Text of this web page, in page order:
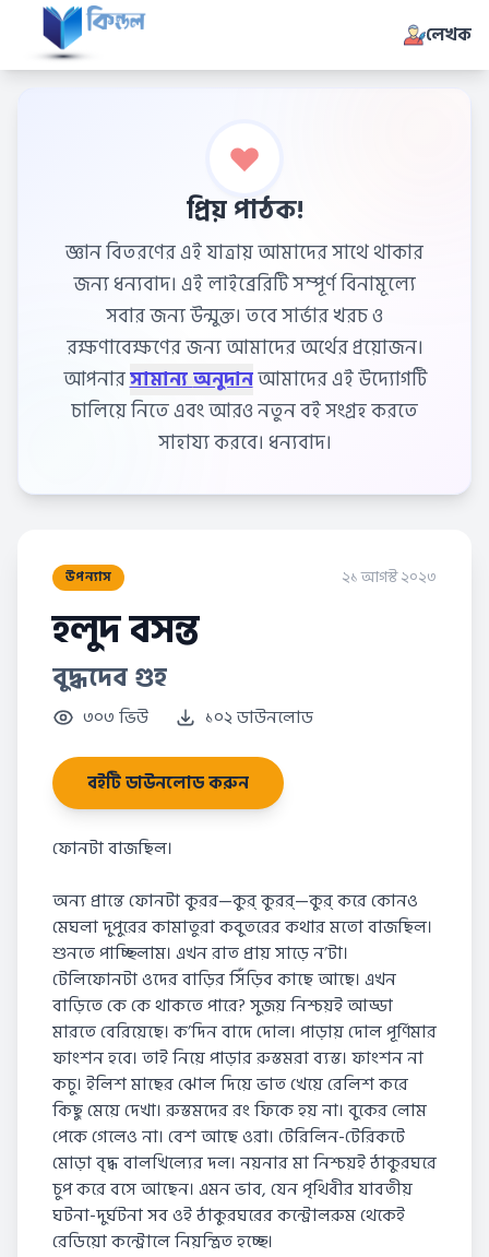
লেখক
প্রিয় পাঠক!
জ্ঞান বিতরণের এই যাত্রায় আমাদের সাথে থাকার
জন্য ধন্যবাদ। এই লাইব্রেরিটি সম্পূর্ণ বিনামূল্যে
সবার জন্য উন্মুক্ত। তবে সার্ভার খরচ ও
রক্ষণাবেক্ষণের জন্য আমাদের অর্থের প্রয়োজন।
আপনার
সামান্য অনুদানআমাদের এই উদ্যোগটি
চালিয়ে নিতে এবং আরও নতুন বই সংগ্রহ করতে
সাহায্য করবে। ধন্যবাদ।
উপন্যাস ২১ আগস্ট ২০২৩
হলুদ বসন্ত
বুদ্ধদেব গুহ
৩০৩ ভিউ ১০২ ডাউনলোড
বইটি ডাউনলোড করুন
ফোনটা বাজছিল।
অন্য প্রান্তে ফোনটা কুরর—কুর্ কুরর্—কুর্ করে কোনও
মেঘলা দুপুরের কামাতুরা কবুতরের কথার মতো বাজছিল।
শুনতে পাচ্ছিলাম। এখন রাত প্রায় সাড়ে ন’টা।
টেলিফোনটা ওদের বাড়ির সিঁড়িব কাছে আছে। এখন
বাড়িতে কে কে থাকতে পারে? সুজয় নিশ্চয়ই আড্ডা
মারতে বেরিয়েছে। ক’দিন বাদে দোল। পাড়ায় দোল পূর্ণিমার
ফাংশন হবে। তাই নিয়ে পাড়ার রুস্তমরা ব্যস্ত। ফাংশন না
কচু। ইলিশ মাছের ঝোল দিয়ে ভাত খেয়ে রেলিশ করে
কিছু মেয়ে দেখা। রুস্তমদের রং ফিকে হয় না। বুকের লোম
পেকে গেলেও না। বেশ আছে ওরা। টেরিলিন-টেরিকটে
মোড়া বৃদ্ধ বালখিল্যের দল। নয়নার মা নিশ্চয়ই ঠাকুরঘরে
চুপ করে বসে আছেন। এমন ভাব, যেন পৃথিবীর যাবতীয়
ঘটনা-দুর্ঘটনা সব ওই ঠাকুরঘরের কন্ট্রোলরুম থেকেই
রেডিয়ো কন্ট্রোলে নিয়ন্ত্রিত হচ্ছে।